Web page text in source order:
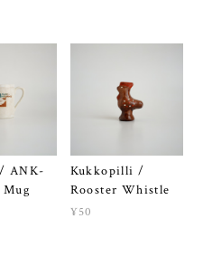
ANK-
Kukkopilli /
Rooster Whistle
¥50